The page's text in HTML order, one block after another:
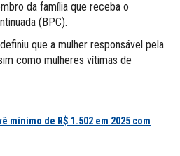
da família que receba o
(BPC).
que a mulher responsável pela
como mulheres vítimas de
mínimo de R$ 1.502 em 2025 com